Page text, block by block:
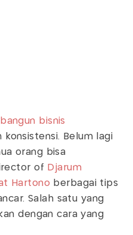
bisnis
Belum lagi
orang bisa
of Djarum
Hartono berbagai tips
Salah satu yang
dengan cara yang